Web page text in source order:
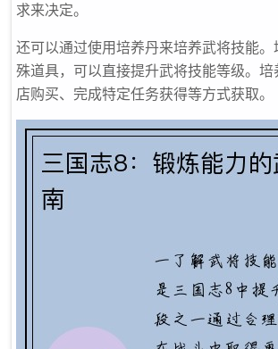
求来决定。
还可以通过使用培养丹来培养武将技能
殊道具，可以直接提升武将技能等级。
店购买、完成特定任务获得等方式获取。